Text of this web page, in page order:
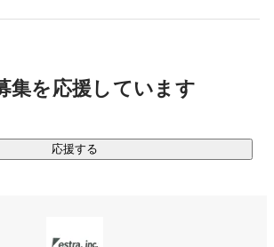
応しています。
ーランスエンジニアをご紹介するエージ
。自社で育成した人材を中心にサービス
集を応援しています
応援する